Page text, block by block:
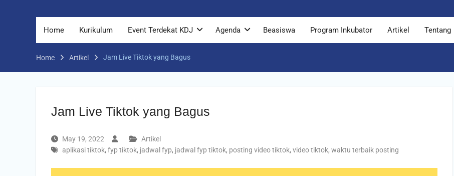
Home Kurikulum Event Terdekat KDJ Agenda Beasiswa Program Inkubator Artikel Tentang
Home Artikel Jam Live Tiktok yang Bagus
Jam Live Tiktok yang Bagus
May 19, 2022
Artikel
aplikasi tiktok, fyp tiktok, jadwal fyp, jadwal fyp tiktok, posting video tiktok, video tiktok, waktu terbaik posting